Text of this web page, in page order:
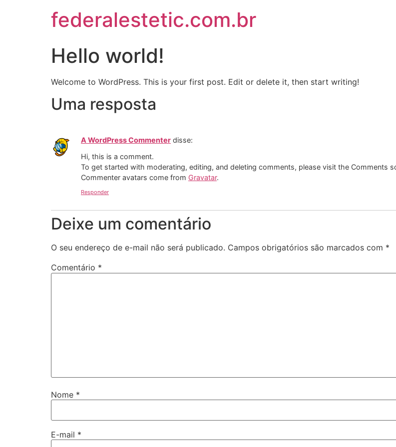
federalestetic.com.br
Hello world!
Welcome to WordPress. This is your first post. Edit or delete it, then start writing!
Uma resposta
A WordPress Commenter disse:
Hi, this is a comment.
To get started with moderating, editing, and deleting comments, please visit the Comments
Commenter avatars come from Gravatar.
Responder
Deixe um comentário
O seu endereço de e-mail não será publicado. Campos obrigatórios são marcados com *
Comentário *
Nome *
E-mail *